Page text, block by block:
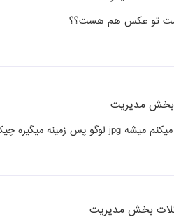
مدیریت
بخش مدیریت